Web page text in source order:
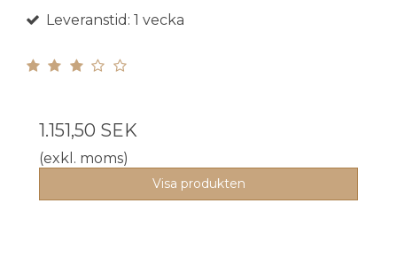
Leveranstid: 1 vecka
1.151,50 SEK
(exkl. moms)
Visa produkten